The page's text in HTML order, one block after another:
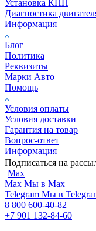
Установка КПП
Диагностика
Информация
Блог
Политика
Реквизиты
Марки Авто
Помощь
Условия оплаты
Условия доставки
Гарантия на товар
Вопрос-ответ
Информация
Подписаться на
Max
Max Мы в Max
Telegram Мы в
8 800 600-40-82
+7 901 132-84-60